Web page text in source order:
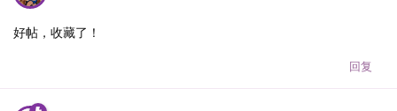
好帖，收藏了！
回复